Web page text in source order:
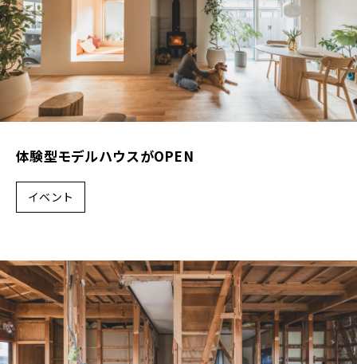
新築
リノベーション
店舗
不動産物件
cotton1/2
会社概要
スタッフ紹介
採用情報
体験型モデルハウスがOPEN
イベント